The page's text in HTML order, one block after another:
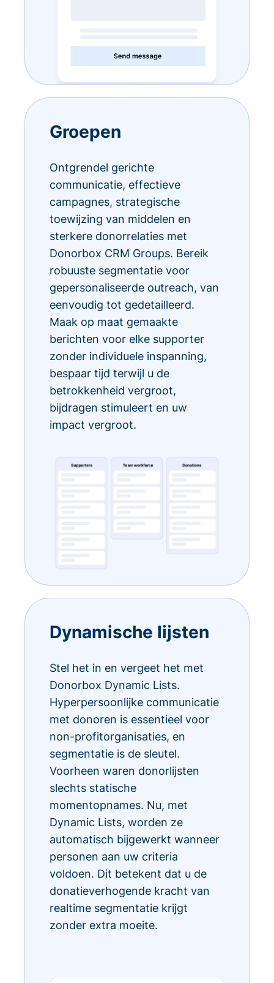
Groepen
Ontgrendel gerichte
communicatie, effectieve
campagnes, strategische
toewijzing van middelen en
sterkere donorrelaties met
Donorbox CRM Groups. Bereik
robuuste segmentatie voor
gepersonaliseerde outreach, van
eenvoudig tot gedetailleerd.
Maak op maat gemaakte
berichten voor elke supporter
zonder individuele inspanning,
bespaar tijd terwijl u de
betrokkenheid vergroot,
bijdragen stimuleert en uw
impact vergroot.
Dynamische lijsten
Stel het in en vergeet het met
Donorbox Dynamic Lists.
Hyperpersoonlijke communicatie
met donoren is essentieel voor
non-profitorganisaties, en
segmentatie is de sleutel.
Voorheen waren donorlijsten
slechts statische
momentopnames. Nu, met
Dynamic Lists, worden ze
automatisch bijgewerkt wanneer
personen aan uw criteria
voldoen. Dit betekent dat u de
donatieverhogende kracht van
realtime segmentatie krijgt
zonder extra moeite.